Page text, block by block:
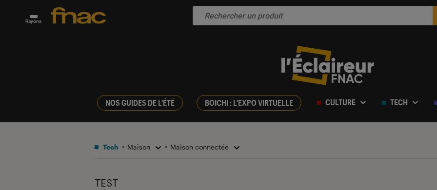
Rayons
NOS GUIDES DE L'ÉTÉ BOICHI : L'EXPO VIRTUELLE CULTURE TECH
Tech Maison Maison connectée
TEST